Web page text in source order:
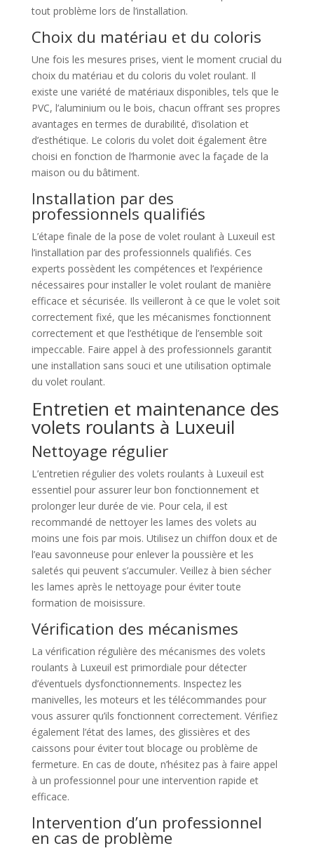
tout problème lors de l’installation.
Choix du matériau et du coloris
Une fois les mesures prises, vient le moment crucial du
choix du matériau et du coloris du volet roulant. Il
existe une variété de matériaux disponibles, tels que le
PVC, l’aluminium ou le bois, chacun offrant ses propres
avantages en termes de durabilité, d’isolation et
d’esthétique. Le coloris du volet doit également être
choisi en fonction de l’harmonie avec la façade de la
maison ou du bâtiment.
Installation par des
professionnels qualifiés
L’étape finale de la pose de volet roulant à Luxeuil est
l’installation par des professionnels qualifiés. Ces
experts possèdent les compétences et l’expérience
nécessaires pour installer le volet roulant de manière
efficace et sécurisée. Ils veilleront à ce que le volet soit
correctement fixé, que les mécanismes fonctionnent
correctement et que l’esthétique de l’ensemble soit
impeccable. Faire appel à des professionnels garantit
une installation sans souci et une utilisation optimale
du volet roulant.
Entretien et maintenance des
volets roulants à Luxeuil
Nettoyage régulier
L’entretien régulier des volets roulants à Luxeuil est
essentiel pour assurer leur bon fonctionnement et
prolonger leur durée de vie. Pour cela, il est
recommandé de nettoyer les lames des volets au
moins une fois par mois. Utilisez un chiffon doux et de
l’eau savonneuse pour enlever la poussière et les
saletés qui peuvent s’accumuler. Veillez à bien sécher
les lames après le nettoyage pour éviter toute
formation de moisissure.
Vérification des mécanismes
La vérification régulière des mécanismes des volets
roulants à Luxeuil est primordiale pour détecter
d’éventuels dysfonctionnements. Inspectez les
manivelles, les moteurs et les télécommandes pour
vous assurer qu’ils fonctionnent correctement. Vérifiez
également l’état des lames, des glissières et des
caissons pour éviter tout blocage ou problème de
fermeture. En cas de doute, n’hésitez pas à faire appel
à un professionnel pour une intervention rapide et
efficace.
Intervention d’un professionnel
en cas de problème